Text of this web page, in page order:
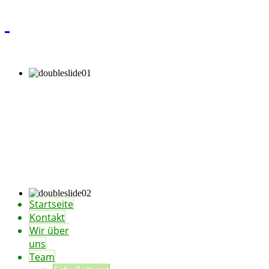
Startseite
Kontakt
Wir über
uns
Team